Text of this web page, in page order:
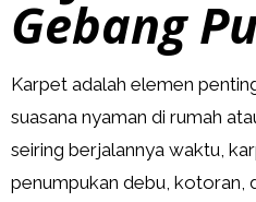
Gebang
Karpet adalah elemen
suasana nyaman di rumah
seiring berjalannya waktu,
penumpukan debu, kotoran,